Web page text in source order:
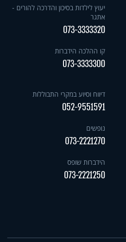
יעוץ לילדות בסיכון והדרכה להורים -
אתגר
073-3333320
קו ההלכה הידברות
073-3333300
דיווח וסיוע במקרי התבוללות
052-9551591
נופשים
073-2221270
הידברות שופס
073-2221250